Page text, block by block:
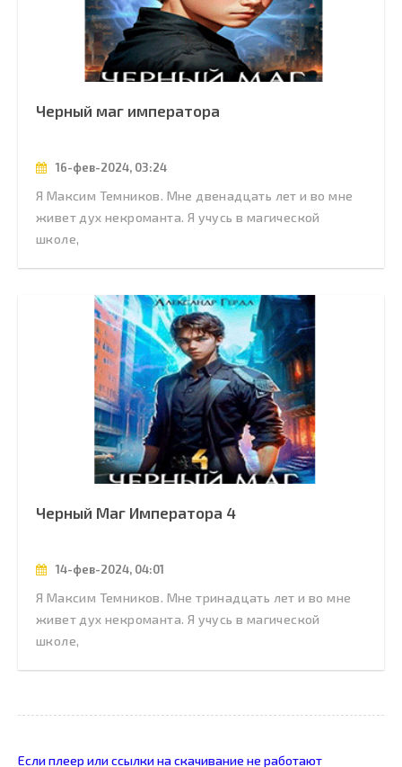
Черный маг императора
16-фев-2024, 03:24
Я Максим Темников. Мне двенадцать лет и во мне
живет дух некроманта. Я учусь в магической
школе,
Черный Маг Императора 4
14-фев-2024, 04:01
Я Максим Темников. Мне тринадцать лет и во мне
живет дух некроманта. Я учусь в магической
школе,
Если плеер или ссылки на скачивание не работают